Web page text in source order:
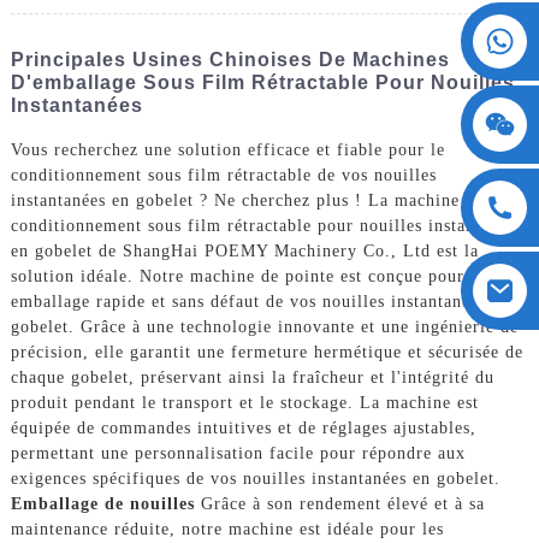
Principales Usines Chinoises De Machines
D'emballage Sous Film Rétractable Pour Nouilles
Instantanées
Vous recherchez une solution efficace et fiable pour le
conditionnement sous film rétractable de vos nouilles
instantanées en gobelet ? Ne cherchez plus ! La machine de
conditionnement sous film rétractable pour nouilles instantanées
en gobelet de ShangHai POEMY Machinery Co., Ltd est la
solution idéale. Notre machine de pointe est conçue pour un
emballage rapide et sans défaut de vos nouilles instantanées en
gobelet. Grâce à une technologie innovante et une ingénierie de
précision, elle garantit une fermeture hermétique et sécurisée de
chaque gobelet, préservant ainsi la fraîcheur et l'intégrité du
produit pendant le transport et le stockage. La machine est
équipée de commandes intuitives et de réglages ajustables,
permettant une personnalisation facile pour répondre aux
exigences spécifiques de vos nouilles instantanées en gobelet.
Emballage de nouilles Grâce à son rendement élevé et à sa
maintenance réduite, notre machine est idéale pour les